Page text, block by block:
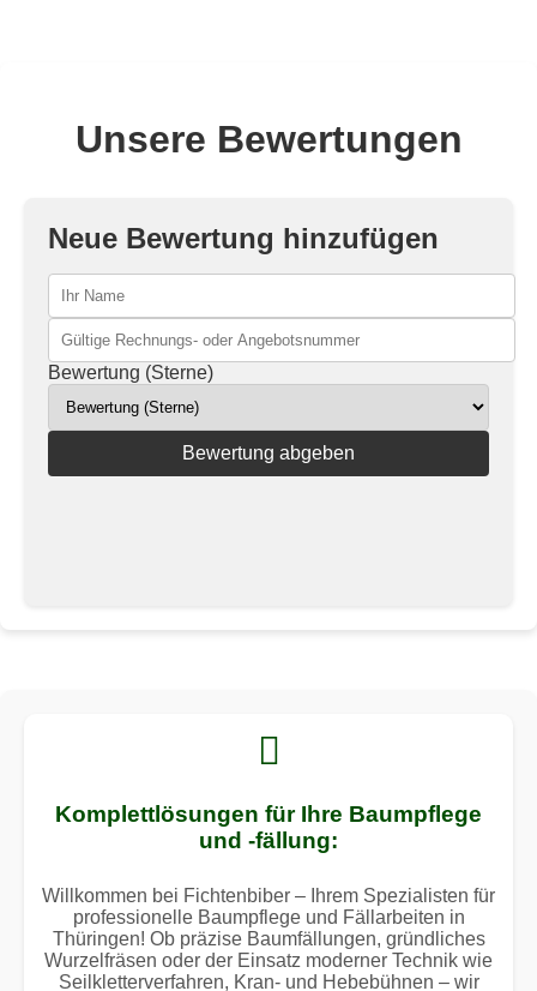
Unsere Bewertungen
Neue Bewertung hinzufügen
Bewertung (Sterne)
Bewertung abgeben
Komplettlösungen für Ihre Baumpflege
und -fällung:
Willkommen bei Fichtenbiber – Ihrem Spezialisten für
professionelle Baumpflege und Fällarbeiten in
Thüringen! Ob präzise Baumfällungen, gründliches
Wurzelfräsen oder der Einsatz moderner Technik wie
Seilkletterverfahren, Kran- und Hebebühnen – wir